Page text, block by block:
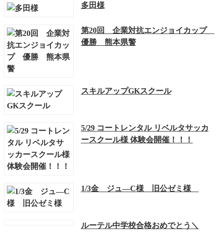
多田様
第20回 企業対抗エンジョイカップ
優勝 熊本県警
スキルアップGKスクール
5/29 コートレンタル リベルタサッカ
ースクール様 体験会開催！！！
1/3金 ジュ―C様 旧公ゼミ様
ルーテル中学校合格おめでとう＼